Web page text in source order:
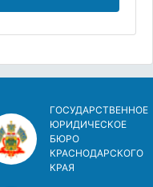
ГОСУДАРСТВЕННОЕ
ЮРИДИЧЕСКОЕ
БЮРО
КРАСНОДАРСКОГО
КРАЯ